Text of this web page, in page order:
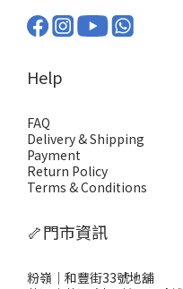
Help
FAQ
Delivery & Shipping
Payment
Return Policy
Terms & Conditions
🦴門市資訊
粉嶺｜和豐街33號地舖